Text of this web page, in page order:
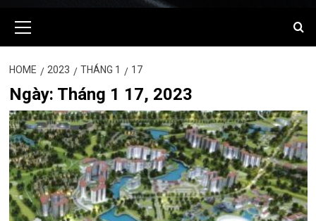
Menu
HOME 2023 THÁNG 1 17
Ngày: Tháng 1 17, 2023